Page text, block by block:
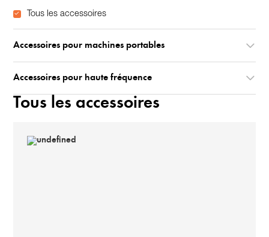
Tous les accessoires
Accessoires pour machines portables
Accessoires pour haute fréquence
Tous les accessoires